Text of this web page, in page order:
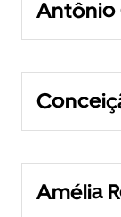
Antônio
Amélia